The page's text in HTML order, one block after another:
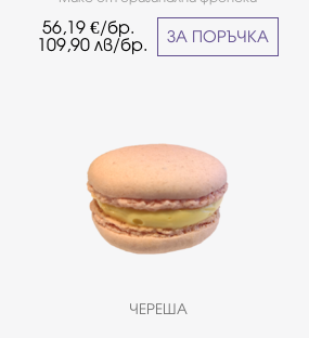
макарони с класически и сезонни
плодови вкусове. *Не е подходящо за
хора страдащи от целиакия.
56,19 €/бр.
109,90лв/бр. ЗА ПОРЪЧКА
ЧЕРЕША